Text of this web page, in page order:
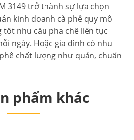
3149 trở thành sự lựa chọn
kinh doanh cà phê quy mô
tốt nhu cầu pha chế liên tục
ngày. Hoặc gia đình có nhu
chất lượng như quán, chuẩn
phẩm khác